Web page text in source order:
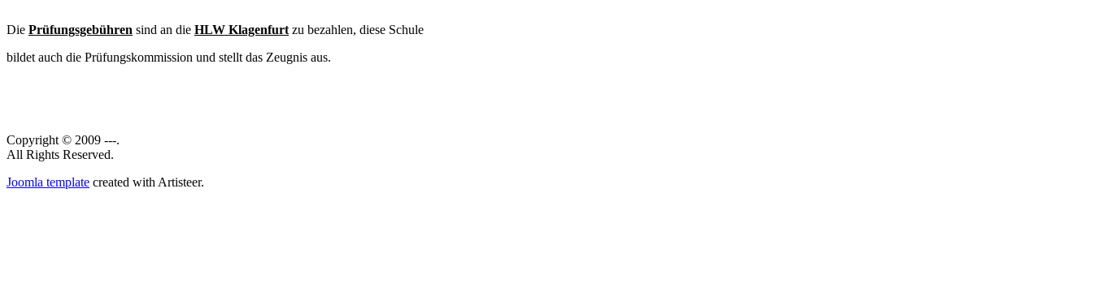
Die Prüfungsgebühren sind an die HLW Klagenfurt zu bezahlen, diese Schule
bildet auch die Prüfungskommission und stellt das Zeugnis aus.
Copyright © 2009 ---.
All Rights Reserved.
Joomla template created with Artisteer.